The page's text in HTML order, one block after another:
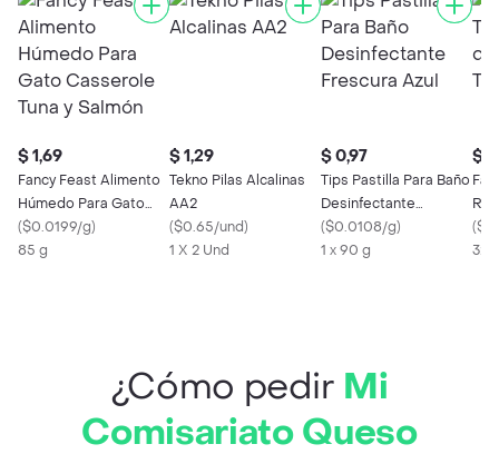
$ 1,69
Fancy Feast Alimento
Húmedo Para Gato
Casserole Tuna y
Salmón
($0.0199/g)
85 g
$ 1,29
Tekno Pilas Alcalinas
AA2
($0.65/und)
1 X 2 Und
$ 0,97
Tips Pastilla Para Baño
Desinfectante
Frescura Azul
($0.0108/g)
1 x 90 g
$
(
¿Cómo pedir Mi
Comisariato Queso